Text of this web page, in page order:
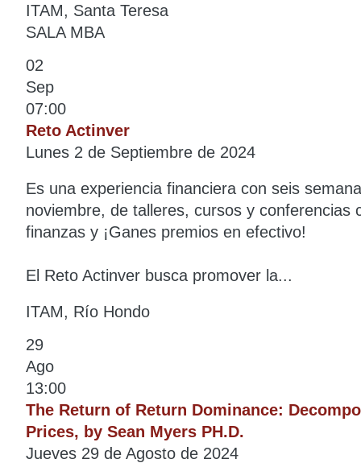
ITAM, Santa Teresa
SALA MBA
02
Sep
07:00
Reto Actinver
Lunes 2 de Septiembre de 2024
Es una experiencia financiera con seis
noviembre, de talleres, cursos y conferencias
finanzas y ¡Ganes premios en efectivo!
El Reto Actinver busca promover la...
ITAM, Río Hondo
29
Ago
13:00
The Return of Return Dominance:
Prices, by Sean Myers PH.D.
Jueves 29 de Agosto de 2024